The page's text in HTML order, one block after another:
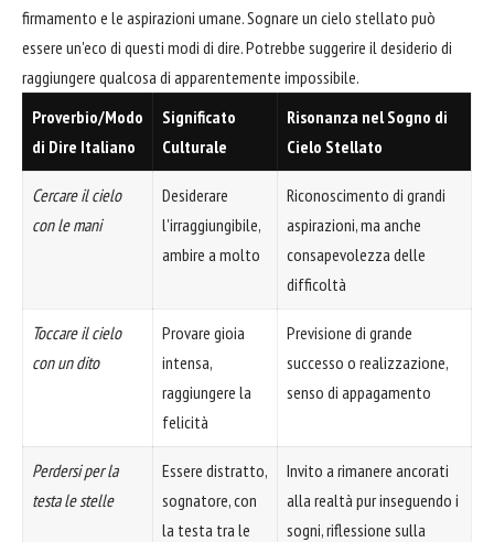
firmamento e le aspirazioni umane. Sognare un cielo stellato può
essere un'eco di questi modi di dire. Potrebbe suggerire il desiderio di
raggiungere qualcosa di apparentemente impossibile.
Proverbio/Modo
di Dire Italiano
Significato
Culturale
Risonanza nel Sogno di
Cielo Stellato
Cercare il cielo
con le mani
Desiderare
l'irraggiungibile,
ambire a molto
Riconoscimento di grandi
aspirazioni, ma anche
consapevolezza delle
difficoltà
Toccare il cielo
con un dito
Provare gioia
intensa,
raggiungere la
felicità
Previsione di grande
successo o realizzazione,
senso di appagamento
Perdersi per la
testa le stelle
Essere distratto,
sognatore, con
la testa tra le
Invito a rimanere ancorati
alla realtà pur inseguendo i
sogni, riflessione sulla